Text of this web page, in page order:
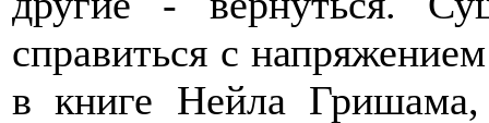
справиться с
в книге Нейла Гришама,